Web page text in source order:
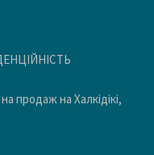
продаж на Халкідікі,